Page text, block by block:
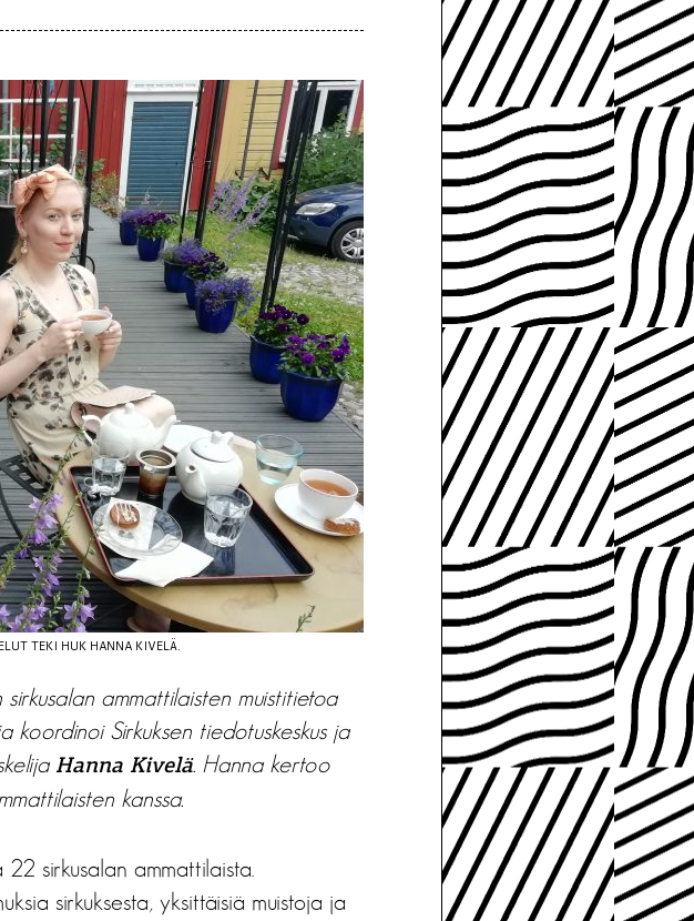
TEKI HUK HANNA KIVELÄ.
ammattilaisten muistitietoa
koordinoi Sirkuksen tiedotuskeskus ja
Hanna Kivelä. Hanna kertoo
kanssa.
sirkusalan ammattilaista.
sirkuksesta, yksittäisiä muistoja ja